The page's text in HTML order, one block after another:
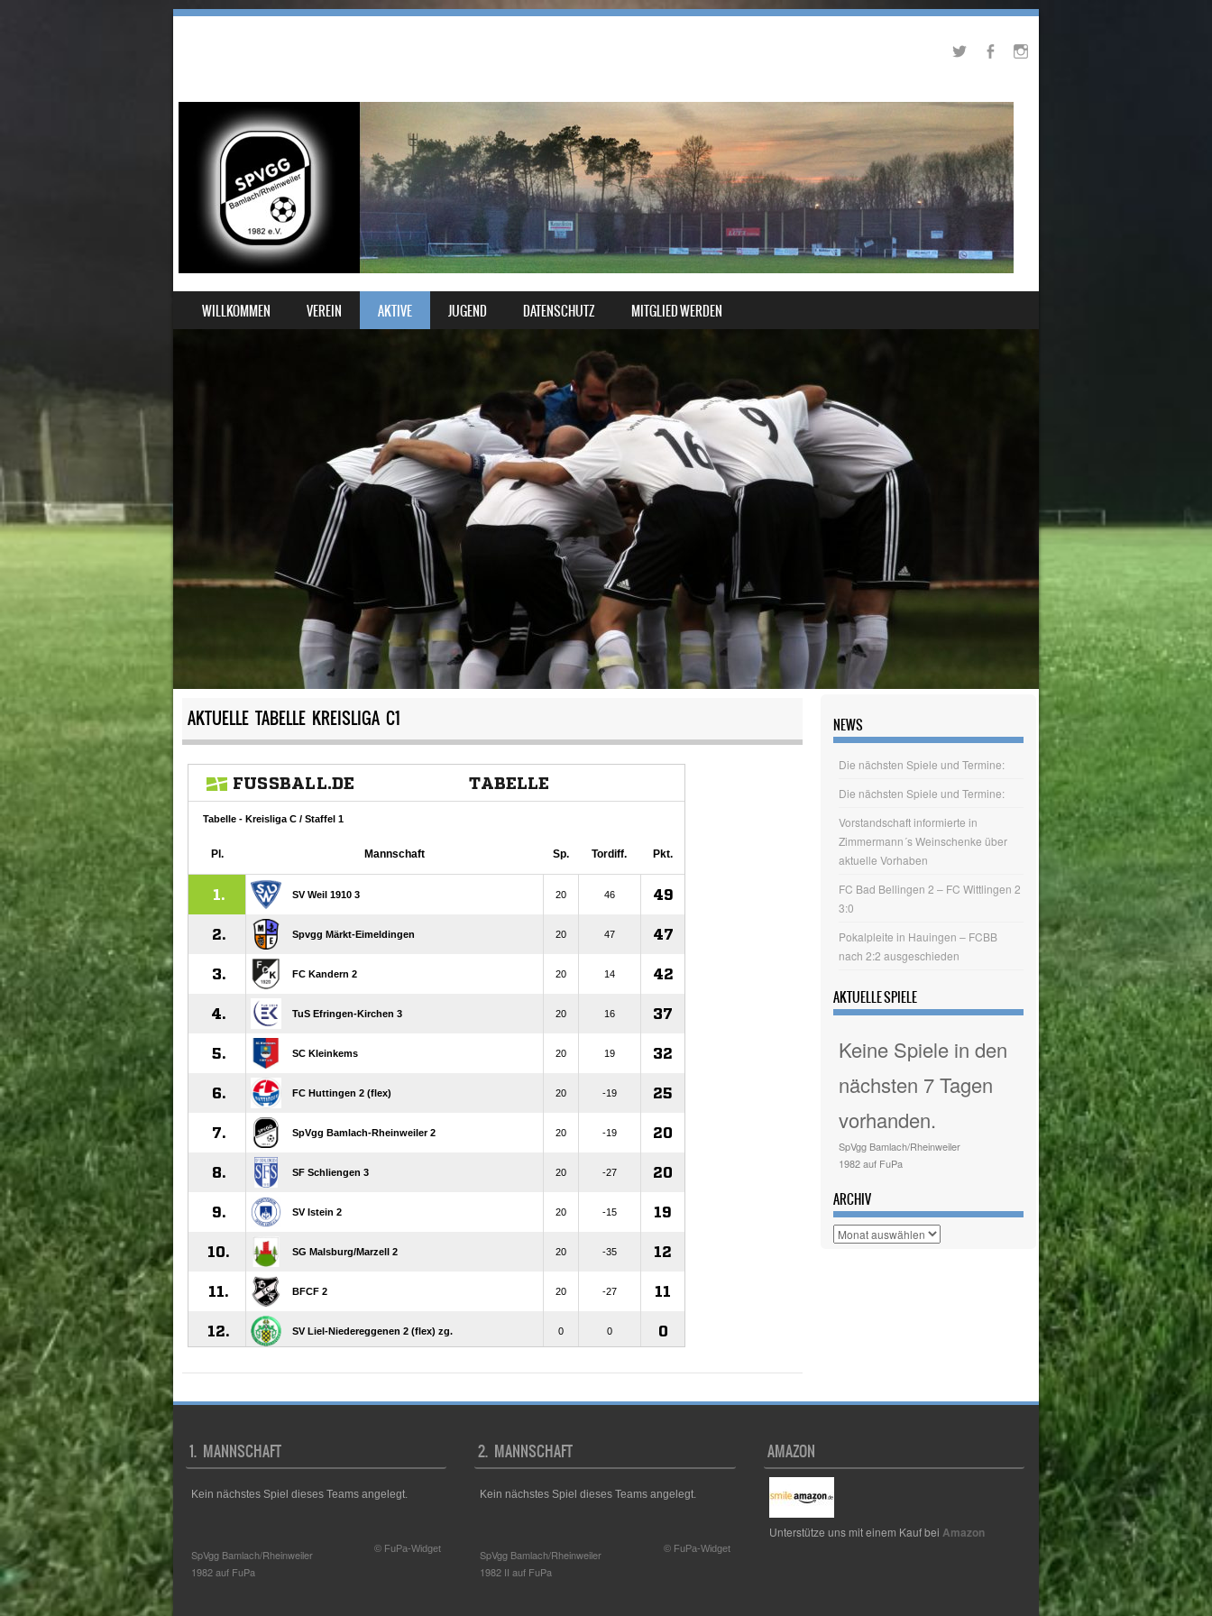
MENU
SKIP TO CONTENT
WILLKOMMEN VEREIN AKTIVE JUGEND DATENSCHUTZ MITGLIED WERDEN
AKTUELLE TABELLE KREISLIGA C1 NEWS
Die nächsten Spiele und Termine:
Die nächsten Spiele und Termine:
Vorstandschaft informierte in
Zimmermann´s Weinschenke über
aktuelle Vorhaben
FC Bad Bellingen 2 – FC Wittlingen 2
3:0
Pokalpleite in Hauingen – FCBB
nach 2:2 ausgeschieden
AKTUELLE SPIELE
Keine Spiele in den
nächsten 7 Tagen
vorhanden.
SpVgg Bamlach/Rheinweiler
1982 auf FuPa
ARCHIV
Archiv
1. MANNSCHAFT
Kein nächstes Spiel dieses Teams angelegt.
© FuPa-Widget
SpVgg Bamlach/Rheinweiler
1982 auf FuPa
2. MANNSCHAFT
Kein nächstes Spiel dieses Teams angelegt.
© FuPa-Widget
SpVgg Bamlach/Rheinweiler
1982 II auf FuPa
AMAZON
Unterstütze uns mit einem Kauf bei Amazon